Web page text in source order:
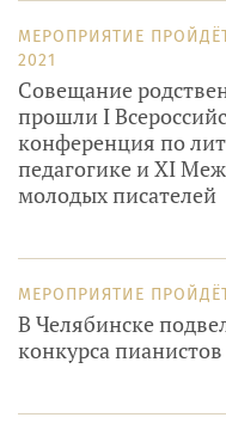
МЕРОПРИЯТИЕ
2021
Совещание
прошли I
конференция по
педагогике и XI
молодых писателей
МЕРОПРИЯТИЕ
В Челябинске
конкурса